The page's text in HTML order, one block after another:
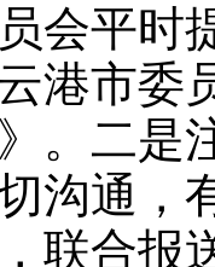
会平时
云港市
。二是
沟通，
联合报